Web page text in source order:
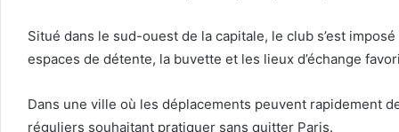
Situé dans le sud-ouest de la capitale, le club s’est
espaces de détente, la buvette et les lieux d’échange
Dans une ville où les déplacements peuvent rapidement
réguliers souhaitant pratiquer sans quitter Paris.